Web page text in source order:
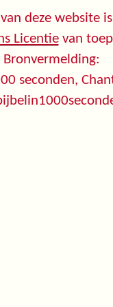
deze website
Licentievan
Bronvermelding:
seconden,